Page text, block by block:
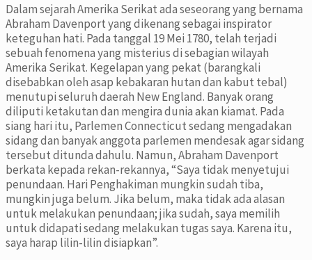
Dalam sejarah Amerika Serikat ada seseorang yang bernama
Abraham Davenport yang dikenang sebagai inspirator
keteguhan hati. Pada tanggal 19 Mei 1780, telah terjadi
sebuah fenomena yang misterius di sebagian wilayah
Amerika Serikat. Kegelapan yang pekat (barangkali
disebabkan oleh asap kebakaran hutan dan kabut tebal)
menutupi seluruh daerah New England. Banyak orang
diliputi ketakutan dan mengira dunia akan kiamat. Pada
siang hari itu, Parlemen Connecticut sedang mengadakan
sidang dan banyak anggota parlemen mendesak agar sidang
tersebut ditunda dahulu. Namun, Abraham Davenport
berkata kepada rekan-rekannya, “Saya tidak menyetujui
penundaan. Hari Penghakiman mungkin sudah tiba,
mungkin juga belum. Jika belum, maka tidak ada alasan
untuk melakukan penundaan; jika sudah, saya memilih
untuk didapati sedang melakukan tugas saya. Karena itu,
saya harap lilin-lilin disiapkan”.